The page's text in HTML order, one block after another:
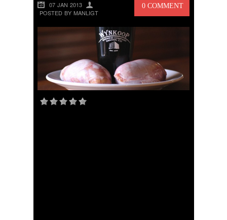
0 COMMENT
07 JAN 2013
POSTED BY MANLIGT